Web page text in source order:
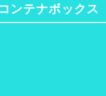
テナボックス